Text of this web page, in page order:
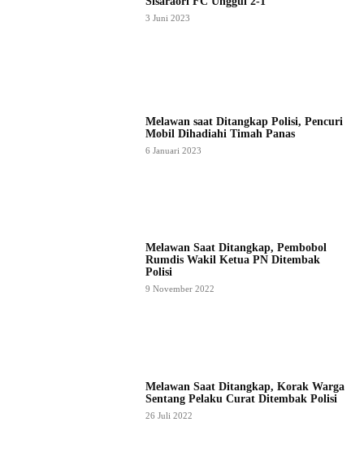
3 Juni 2023
Melawan saat Ditangkap Polisi, Pencuri
Mobil Dihadiahi Timah Panas
6 Januari 2023
Melawan Saat Ditangkap, Pembobol
Rumdis Wakil Ketua PN Ditembak
Polisi
9 November 2022
Melawan Saat Ditangkap, Korak Warga
Sentang Pelaku Curat Ditembak Polisi
26 Juli 2022